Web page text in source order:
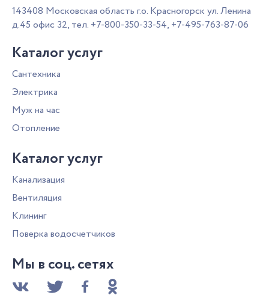
143408 Московская область г.о. Красногорск ул. Ленина
д.45 офис 32, тел. +7-800-350-33-54, +7-495-763-87-06
Каталог услуг
Сантехника
Электрика
Муж на час
Отопление
Каталог услуг
Канализация
Вентиляция
Клининг
Поверка водосчетчиков
Мы в соц. сетях